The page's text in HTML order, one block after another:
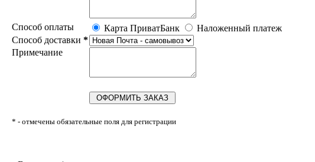
Cпособ оплаты Карта ПриватБанк
Наложенный платеж
Cпособ доставки *
Примечание
* - отмечены обязательные поля для регистрации